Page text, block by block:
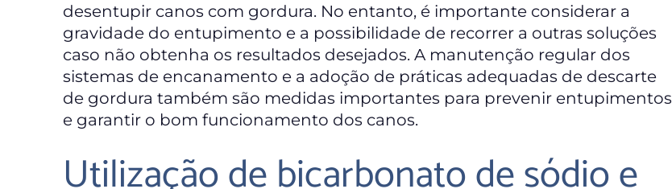
desentupir canos com gordura. No entanto, é importante considerar a
gravidade do entupimento e a possibilidade de recorrer a outras soluções
caso não obtenha os resultados desejados. A manutenção regular dos
sistemas de encanamento e a adoção de práticas adequadas de descarte
de gordura também são medidas importantes para prevenir entupimentos
e garantir o bom funcionamento dos canos.
Utilização de bicarbonato de sódio e